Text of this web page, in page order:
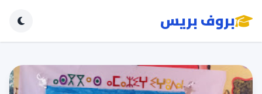
بروف بريس